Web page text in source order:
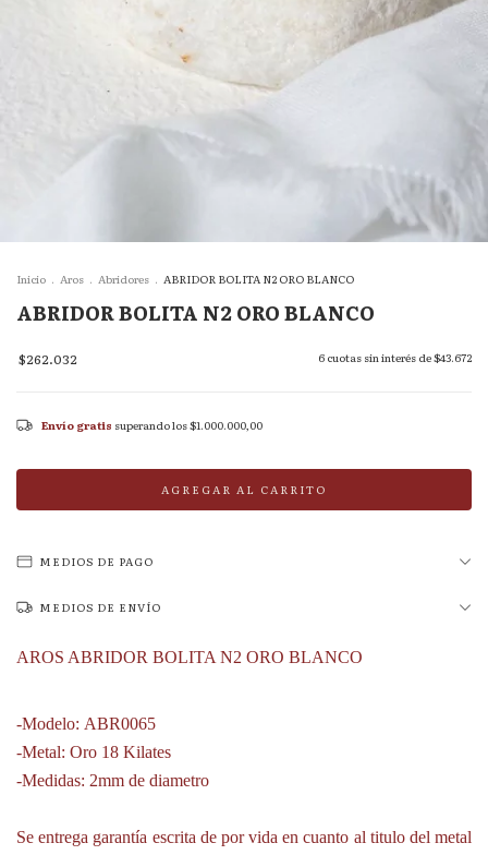
Inicio . Aros . Abridores . ABRIDOR BOLITA N2 ORO BLANCO
ABRIDOR BOLITA N2 ORO BLANCO
$262.032 6 cuotas sin interés de$43.672
Envío gratis superando los$1.000.000,00
MEDIOS DE PAGO
MEDIOS DE ENVÍO
AROS ABRIDOR BOLITA N2 ORO BLANCO
-Modelo: ABR0065
-Metal: Oro 18 Kilates
-Medidas: 2mm de diametro
Se entrega garantía escrita de por vida en cuanto al titulo del metal